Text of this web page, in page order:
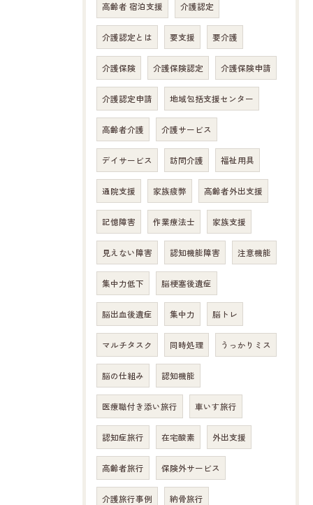
高齢者 宿泊支援 介護認定
介護認定とは 要支援 要介護
介護保険 介護保険認定 介護保険申請
介護認定申請 地域包括支援センター
高齢者介護 介護サービス
デイサービス 訪問介護 福祉用具
通院支援 家族疲弊 高齢者外出支援
記憶障害 作業療法士 家族支援
見えない障害 認知機能障害 注意機能
集中力低下 脳梗塞後遺症
脳出血後遺症 集中力 脳トレ
マルチタスク 同時処理 うっかりミス
脳の仕組み 認知機能
医療職付き添い旅行 車いす旅行
認知症旅行 在宅酸素 外出支援
高齢者旅行 保険外サービス
介護旅行事例 納骨旅行
お問い合わせはこちら